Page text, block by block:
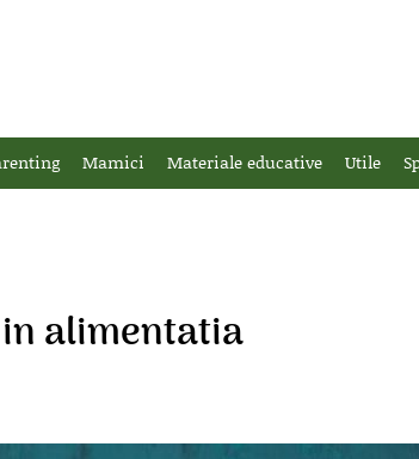
Mamici Materiale educative Utile
alimentatia